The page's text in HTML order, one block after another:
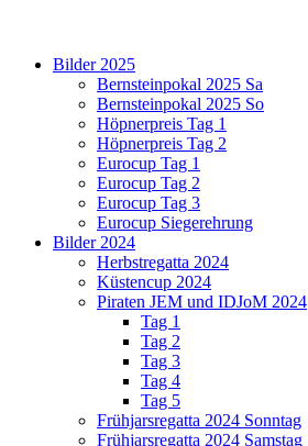
Bilder 2025
Bernsteinpokal 2025 Sa
Bernsteinpokal 2025 So
Höpnerpreis Tag 1
Höpnerpreis Tag 2
Eurocup Tag 1
Eurocup Tag 2
Eurocup Tag 3
Eurocup Siegerehrung
Bilder 2024
Herbstregatta 2024
Küstencup 2024
Piraten JEM und IDJoM 2024
Tag 1
Tag 2
Tag 3
Tag 4
Tag 5
Frühjarsregatta 2024 Sonntag
Frühjarsregatta 2024 Samstag